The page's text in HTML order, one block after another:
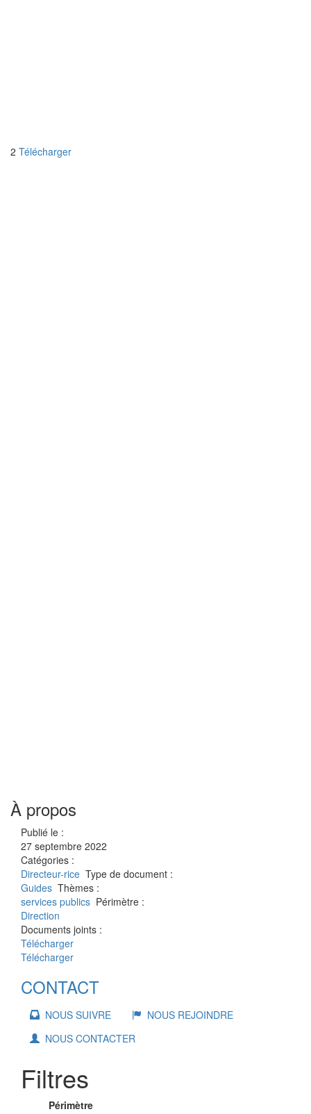
2 Télécharger
À propos
Publié le :
27 septembre 2022
Catégories :
Directeur-rice Type de document :
Guides Thèmes :
services publics Périmètre :
Direction
Documents joints :
Télécharger
Télécharger
CONTACT
NOUS SUIVRE
NOUS REJOINDRE
NOUS CONTACTER
Filtres
Périmètre